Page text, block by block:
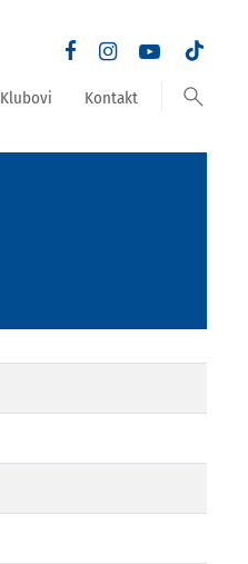
Klubovi Kontakt search